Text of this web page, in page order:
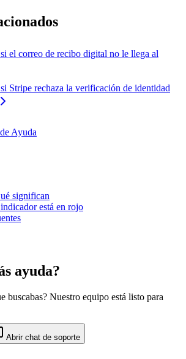
el correo de recibo digital no le llega al
Stripe rechaza la verificación de identidad
Ayuda
significan
está en rojo
ayuda?
buscabas? Nuestro equipo está listo para
Abrir chat de soporte